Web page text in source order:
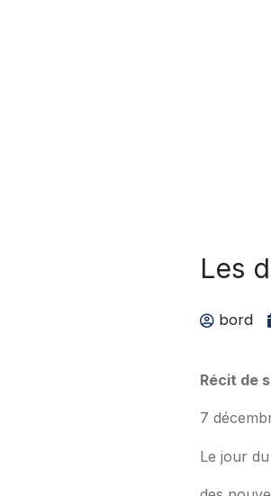
Les
bord
Récit de
7
Le jour